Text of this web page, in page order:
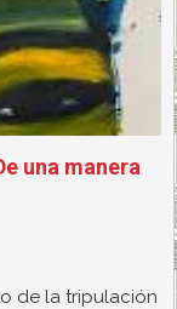
una manera
de la tripulación